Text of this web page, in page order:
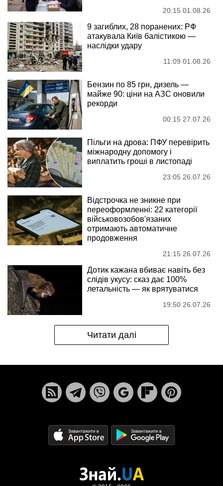
20:15 01.08.26
9 загиблих, 28 поранених: РФ
атакувала Київ балістикою —
наслідки удару
11:09 01.08.26
Бензин по 85 грн, дизель —
майже 90: ціни на АЗС оновили
рекорди
00:15 27.07.26
Пільги на дрова: ПФУ перевірить
міжнародну допомогу і
виплатить гроші в листопаді
23:05 26.07.26
Відстрочка не зникне при
переоформленні: 22 категорії
військовозобов'язаних
отримають автоматичне
продовження
21:15 26.07.26
Дотик кажана вбиває навіть без
слідів укусу: сказ дає 100%
летальність — як врятуватися
19:50 26.07.26
Читати далі